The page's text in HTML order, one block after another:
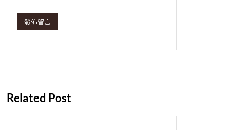
Related Post